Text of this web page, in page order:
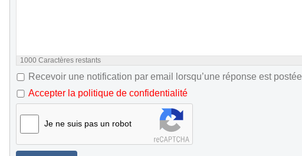
1000 Caractères restants
Recevoir une notification par email lorsqu’une réponse est postée
Accepter la politique de confidentialité
Je ne suis pas un robot